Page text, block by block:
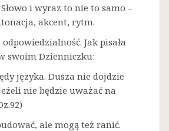
i wyraz to nie to samo –
akcent, rytm.
Jak pisała
swoim Dzienniczku:
języka. Dusza nie dojdzie
nie będzie uważać na
ale mogą też ranić.